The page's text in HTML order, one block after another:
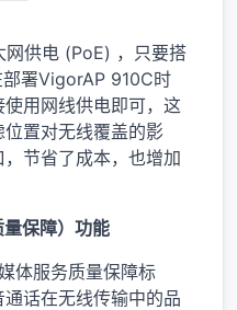
供电 (PoE) ，只要搭
署VigorAP 910C时
用网线供电即可，这
置对无线覆盖的影
节省了成本，也增加
保障）功能
体服务质量保障标
话在无线传输中的品